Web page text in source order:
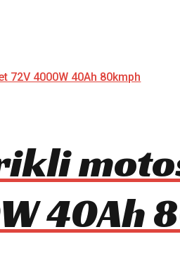
40Ah